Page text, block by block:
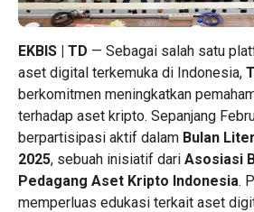
EKBIS | TD — Sebagai salah satu
aset digital terkemuka di Indonesia,
berkomitmen meningkatkan
terhadap aset kripto. Sepanjang
berpartisipasi aktif dalam Bulan
2025, sebuah inisiatif dari Asosiasi
Pedagang Aset Kripto Indonesia.
memperluas edukasi terkait aset